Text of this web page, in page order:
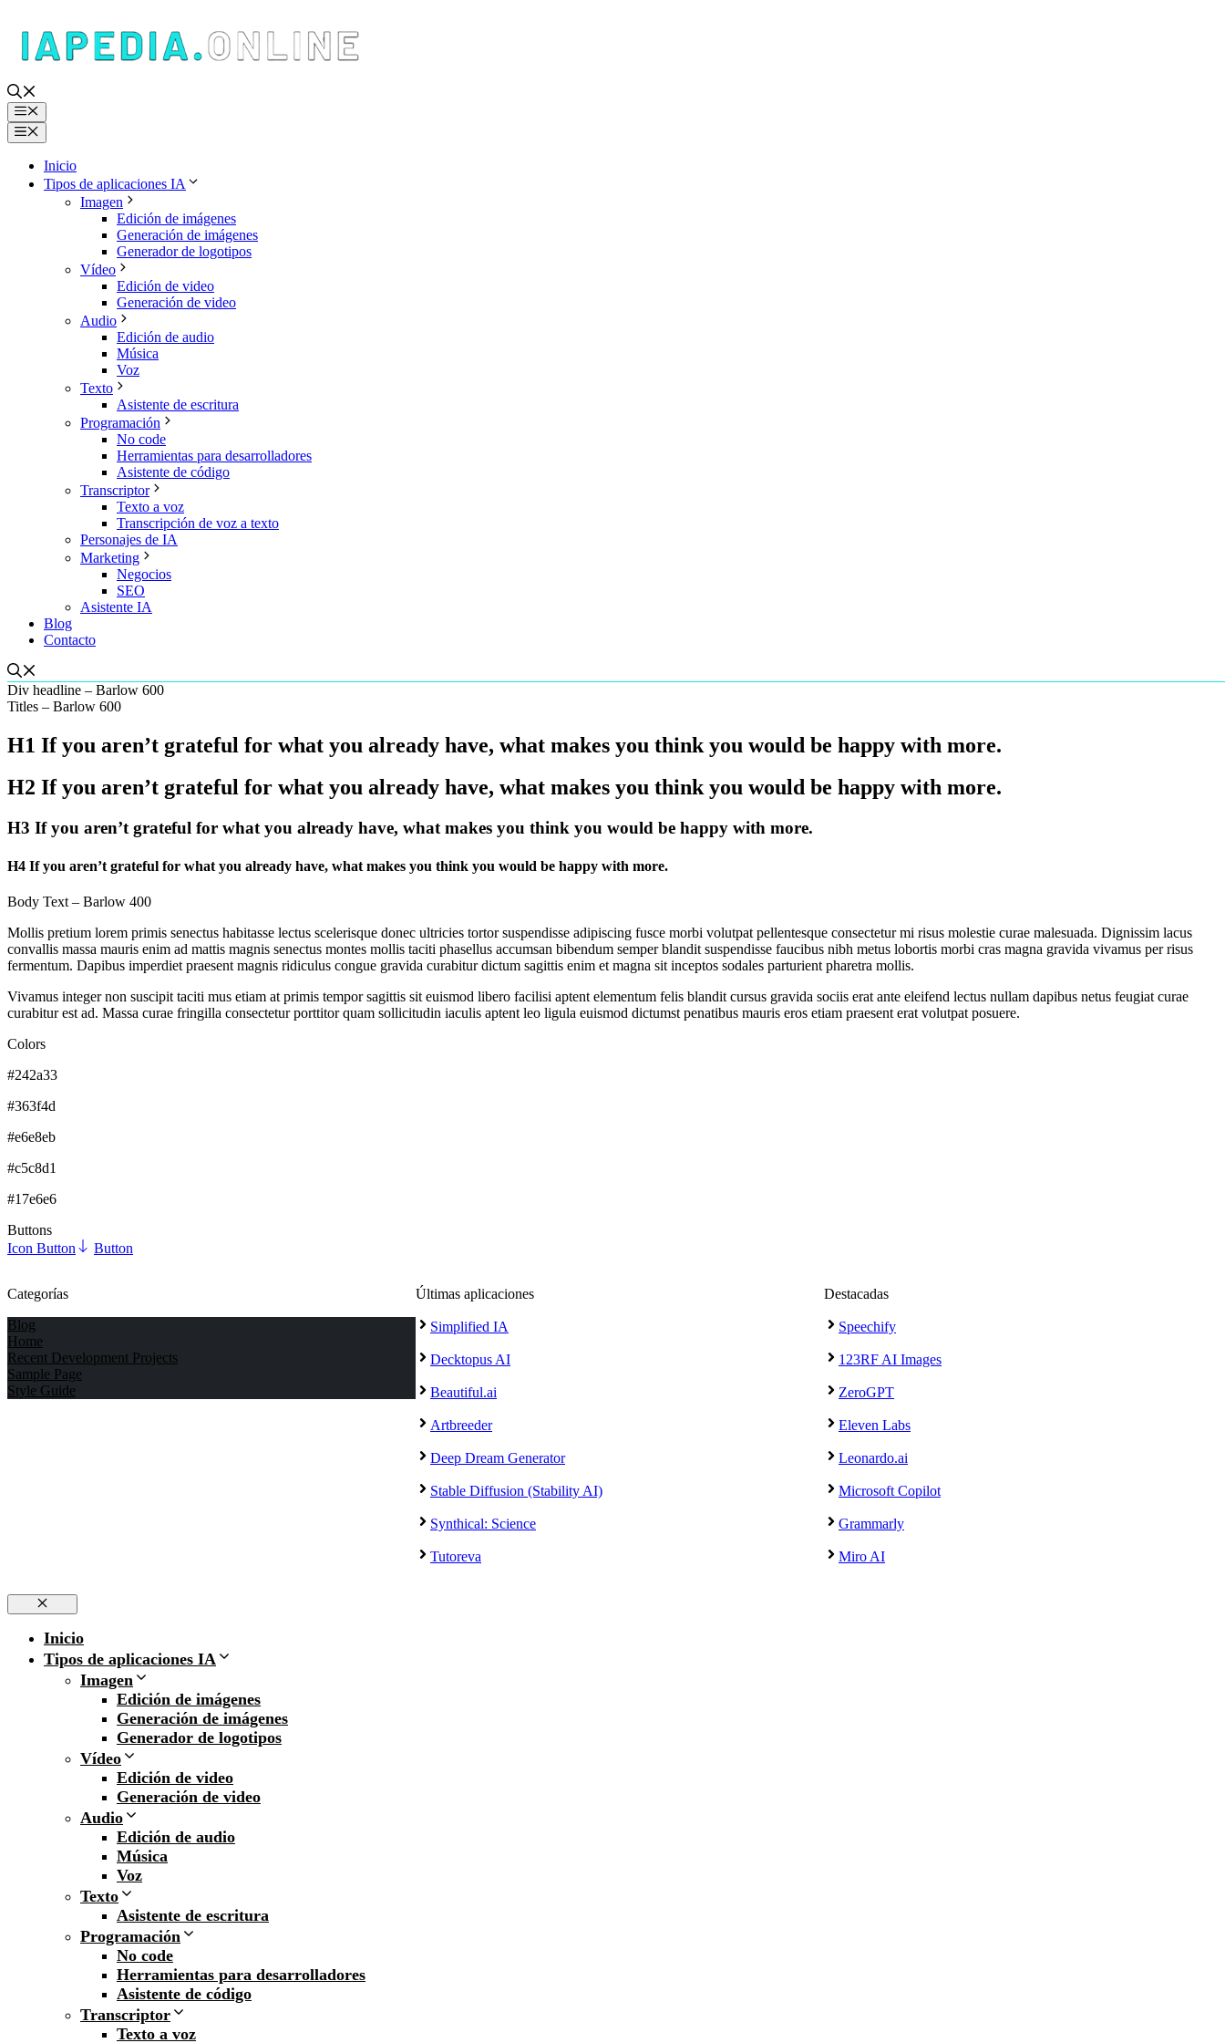
contenido
Menú
Menú
Inicio
Tipos de aplicaciones IA
Imagen
Edición de imágenes
Generación de imágenes
Generador de logotipos
Vídeo
Edición de video
Generación de video
Audio
Edición de audio
Música
Voz
Texto
Asistente de escritura
Programación
No code
Herramientas para desarrolladores
Asistente de código
Transcriptor
Texto a voz
Transcripción de voz a texto
Personajes de IA
Marketing
Negocios
SEO
Asistente IA
Blog
Contacto
Div headline – Barlow 600
Titles – Barlow 600
H1 If you aren’t grateful for what you already have, what makes you think you would be happy with more.
H2 If you aren’t grateful for what you already have, what makes you think you would be happy with more.
H3 If you aren’t grateful for what you already have, what makes you think you would be happy with more.
H4 If you aren’t grateful for what you already have, what makes you think you would be happy with more.
Body Text – Barlow 400
Mollis pretium lorem primis senectus habitasse lectus scelerisque donec ultricies tortor suspendisse adipiscing fusce morbi volutpat pellentesque consectetur mi risus molestie curae malesuada. Dignissim lacus
convallis massa mauris enim ad mattis magnis senectus montes mollis taciti phasellus accumsan bibendum semper blandit suspendisse faucibus nibh metus lobortis morbi cras magna gravida vivamus per risus
fermentum. Dapibus imperdiet praesent magnis ridiculus congue gravida curabitur dictum sagittis enim et magna sit inceptos sodales parturient pharetra mollis.
Vivamus integer non suscipit taciti mus etiam at primis tempor sagittis sit euismod libero facilisi aptent elementum felis blandit cursus gravida sociis erat ante eleifend lectus nullam dapibus netus feugiat curae
curabitur est ad. Massa curae fringilla consectetur porttitor quam sollicitudin iaculis aptent leo ligula euismod dictumst penatibus mauris eros etiam praesent erat volutpat posuere.
Colors
#242a33
#363f4d
#e6e8eb
#c5c8d1
#17e6e6
Buttons
Icon Button
Button
Categorías
Blog
Home
Recent Development Projects
Sample Page
Style Guide
Últimas aplicaciones
Simplified IA
Decktopus AI
Beautiful.ai
Artbreeder
Deep Dream Generator
Stable Diffusion (Stability AI)
Synthical: Science
Tutoreva
Destacadas
Speechify
123RF AI Images
ZeroGPT
Eleven Labs
Leonardo.ai
Microsoft Copilot
Grammarly
Miro AI
Cerrar
Inicio
Tipos de aplicaciones IA
Imagen
Edición de imágenes
Generación de imágenes
Generador de logotipos
Vídeo
Edición de video
Generación de video
Audio
Edición de audio
Música
Voz
Texto
Asistente de escritura
Programación
No code
Herramientas para desarrolladores
Asistente de código
Transcriptor
Texto a voz